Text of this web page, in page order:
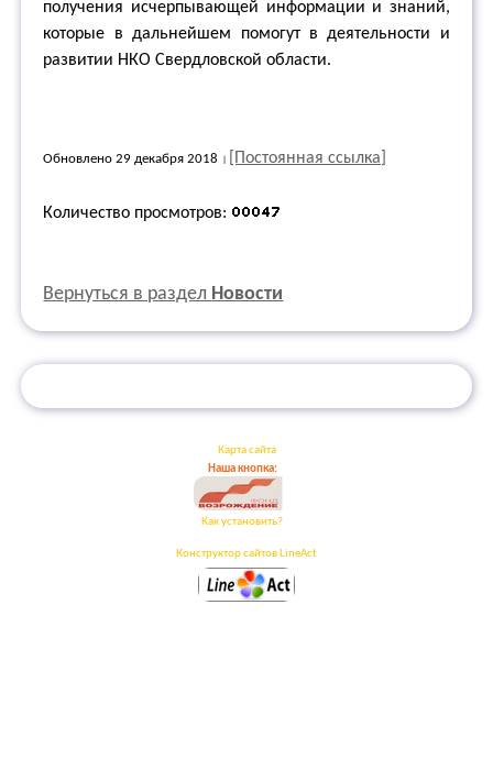
получения исчерпывающей информации и знаний,
которые в дальнейшем помогут в деятельности и
развитии НКО Свердловской области.
Обновлено 29 декабря 2018 [Постоянная ссылка]
Количество просмотров:
Вернуться в раздел Новости
Карта сайта
Наша кнопка:
Как установить?
Конструктор сайтов LineAct